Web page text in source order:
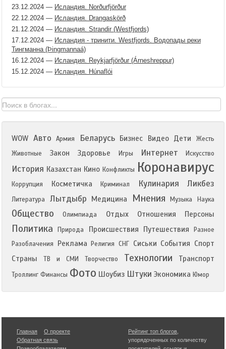
23.12.2024 — Исландия. Norðurfjörður
22.12.2024 — Исландия. Drangaskörð
21.12.2024 — Исландия. Strandir (Westfjords)
17.12.2024 — Исландия - тринити. Westfjords. Водопады реки
Тингманна (Þingmannaá)
16.12.2024 — Исландия. Reykjarfjörður (Árneshreppur)
15.12.2024 — Исландия. Húnaflói
WOW Авто Армия Беларусь Бизнес Видео Дети
Жесть
Животные
Закон Здоровье Игры Интернет Искусство
История Казахстан Кино Конфликты Коронавирус
Коррупция Косметичка Криминал Кулинария Ликбез
Литература Лытдыбр Медицина Мнения Музыка Наука
Общество Олимпиада Отдых Отношения Персоны
Политика Природа Происшествия Путешествия
Разное
Разоблачения
Реклама Религия СНГ Сиськи События Спорт
Страны
ТВ и СМИ Творчество Технологии Транспорт
Троллинг Финансы Фото Шоубиз Штуки Экономика Юмор
Главная
О проекте
Обратная связь
Рейтинг топ блогов
упорядоченных по количеству